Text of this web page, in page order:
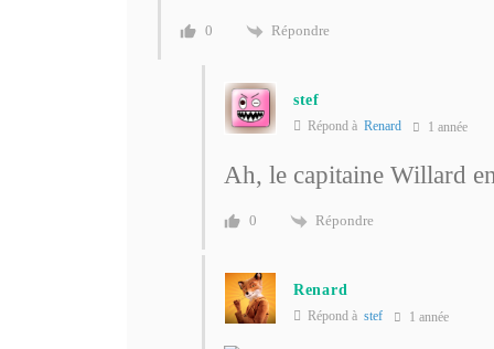
0 Répondre
stef
Répond à Renard 1 année
Ah, le capitaine Willard
0 Répondre
Renard
Répond à stef 1 année